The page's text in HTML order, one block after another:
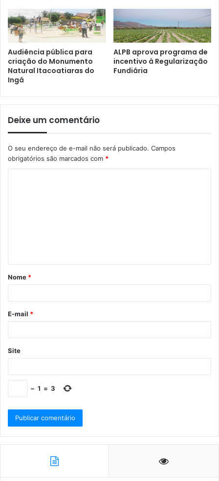
Audiência pública para
criação do Monumento
Natural Itacoatiaras do
Ingá
ALPB aprova programa de
incentivo à Regularização
Fundiária
Deixe um comentário
O seu endereço de e-mail não será publicado. Campos
obrigatórios são marcados com *
Nome *
E-mail *
Site
− 1 = 3